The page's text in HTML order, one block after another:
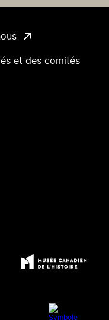
et des comités